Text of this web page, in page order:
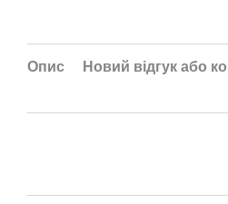
Опис Новий відгук або